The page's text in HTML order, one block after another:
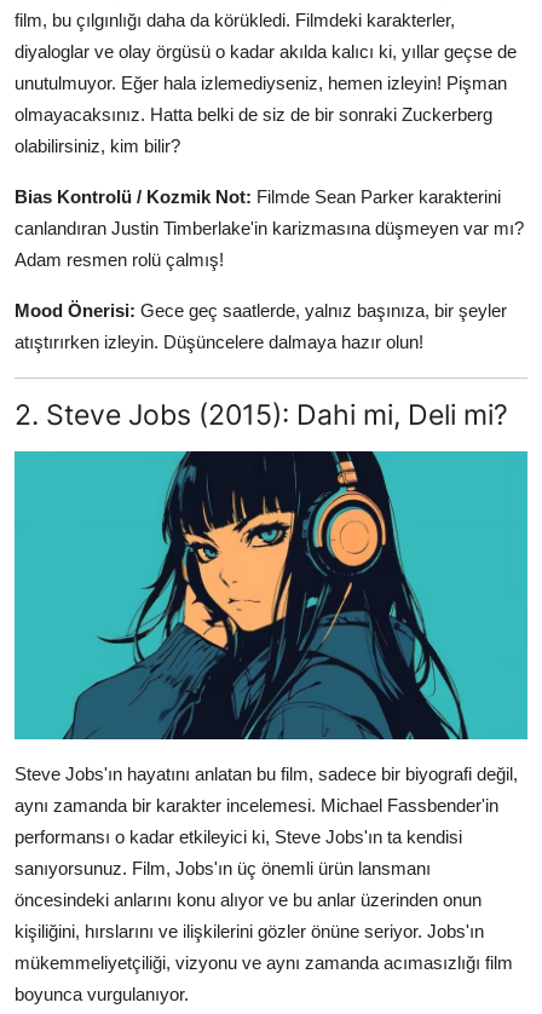
film, bu çılgınlığı daha da körükledi. Filmdeki karakterler,
diyaloglar ve olay örgüsü o kadar akılda kalıcı ki, yıllar geçse de
unutulmuyor. Eğer hala izlemediyseniz, hemen izleyin! Pişman
olmayacaksınız. Hatta belki de siz de bir sonraki Zuckerberg
olabilirsiniz, kim bilir?
Bias Kontrolü / Kozmik Not: Filmde Sean Parker karakterini
canlandıran Justin Timberlake'in karizmasına düşmeyen var mı?
Adam resmen rolü çalmış!
Mood Önerisi: Gece geç saatlerde, yalnız başınıza, bir şeyler
atıştırırken izleyin. Düşüncelere dalmaya hazır olun!
2. Steve Jobs (2015): Dahi mi, Deli mi?
Steve Jobs'ın hayatını anlatan bu film, sadece bir biyografi değil,
aynı zamanda bir karakter incelemesi. Michael Fassbender'in
performansı o kadar etkileyici ki, Steve Jobs'ın ta kendisi
sanıyorsunuz. Film, Jobs'ın üç önemli ürün lansmanı
öncesindeki anlarını konu alıyor ve bu anlar üzerinden onun
kişiliğini, hırslarını ve ilişkilerini gözler önüne seriyor. Jobs'ın
mükemmeliyetçiliği, vizyonu ve aynı zamanda acımasızlığı film
boyunca vurgulanıyor.